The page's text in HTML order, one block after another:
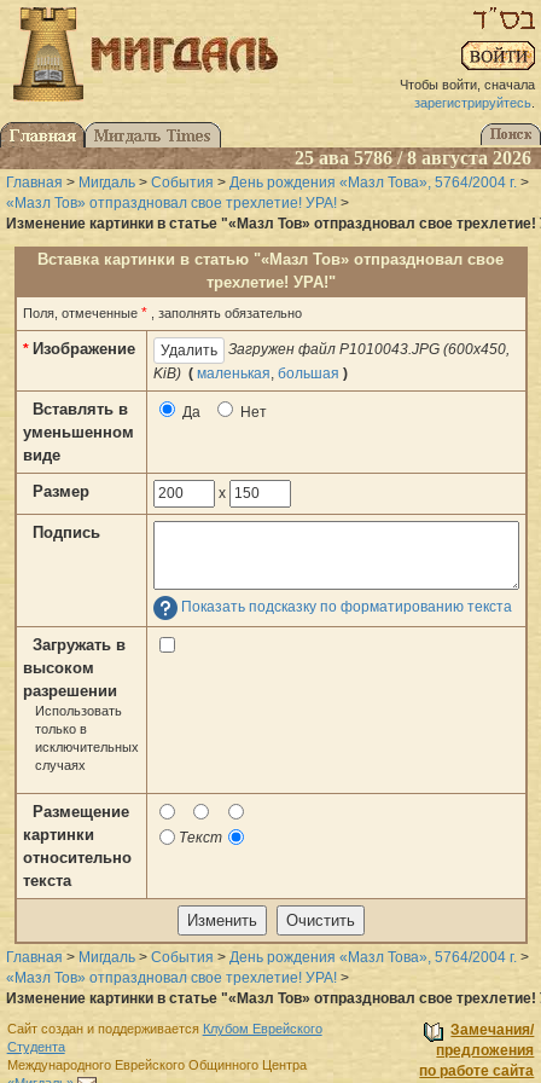
Чтобы войти, сначала
зарегистрируйтесь.
25 ава 5786 / 8 августа 2026
Главная > Мигдаль > События > День рождения «Мазл Това», 5764/2004 г. >
«Мазл Тов» отпраздновал свое трехлетие! УРА! >
Изменение картинки в статье "«Мазл Тов» отпраздновал свое
Вставка картинки в статью "«Мазл Тов» отпраздновал свое
трехлетие! УРА!"
Поля, отмеченные * , заполнять обязательно
* Изображение
Загружен файл P1010043.JPG (600x450,
KiB) ( маленькая большая )
Вставлять в
уменьшенном
виде
Да Нет
Размер x
Подпись
Показать подсказку по форматированию текста
Загружать в
высоком
разрешении
Использовать
только в
исключительных
случаях
Размещение
картинки
относительно
текста
Текст
Главная > Мигдаль > События > День рождения «Мазл Това», 5764/2004 г. >
«Мазл Тов» отпраздновал свое трехлетие! УРА! >
Изменение картинки в статье "«Мазл Тов» отпраздновал свое
Замечания/
предложения
по работе сайта
Сайт создан и поддерживается Клубом Еврейского
Студента
Международного Еврейского Общинного Центра